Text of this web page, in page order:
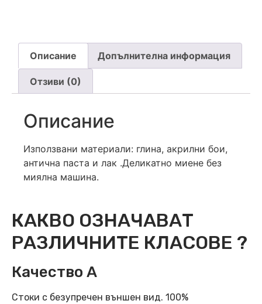
Описание Допълнителна информация
Отзиви (0)
Описание
Използвани материали: глина, акрилни бои,
антична паста и лак .Деликатно миене без
миялна машина.
КАКВО ОЗНАЧАВАТ
РАЗЛИЧНИТЕ КЛАСОВЕ ?
Качество А
Стоки с безупречен външен вид. 100%